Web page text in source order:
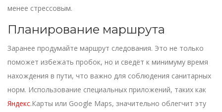
менее стрессовым.
Планирование маршрута
Заранее продумайте маршрут следования. Это не только
поможет избежать пробок, но и сведёт к минимуму время
нахождения в пути, что важно для соблюдения санитарных
норм. Использование специальных приложений, таких как
Яндекс.Карты или Google Maps, значительно облегчит эту